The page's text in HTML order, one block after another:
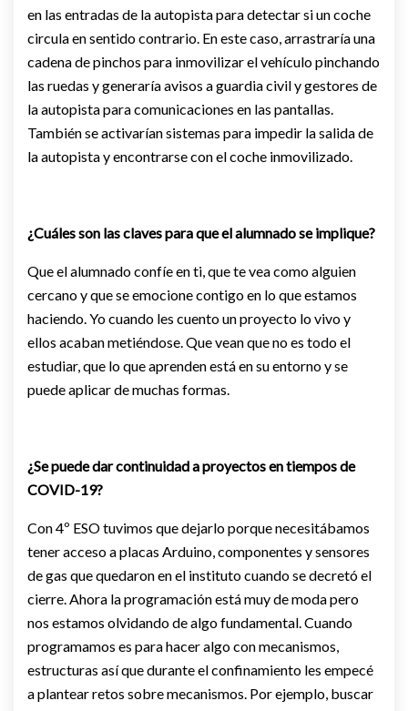
en las entradas de la autopista para detectar si un coche
circula en sentido contrario. En este caso, arrastraría una
cadena de pinchos para inmovilizar el vehículo pinchando
las ruedas y generaría avisos a guardia civil y gestores de
la autopista para comunicaciones en las pantallas.
También se activarían sistemas para impedir la salida de
la autopista y encontrarse con el coche inmovilizado.
¿Cuáles son las claves para que el alumnado se implique?
Que el alumnado confíe en ti, que te vea como alguien
cercano y que se emocione contigo en lo que estamos
haciendo. Yo cuando les cuento un proyecto lo vivo y
ellos acaban metiéndose. Que vean que no es todo el
estudiar, que lo que aprenden está en su entorno y se
puede aplicar de muchas formas.
¿Se puede dar continuidad a proyectos en tiempos de
COVID-19?
Con 4º ESO tuvimos que dejarlo porque necesitábamos
tener acceso a placas Arduino, componentes y sensores
de gas que quedaron en el instituto cuando se decretó el
cierre. Ahora la programación está muy de moda pero
nos estamos olvidando de algo fundamental. Cuando
programamos es para hacer algo con mecanismos,
estructuras así que durante el confinamiento les empecé
a plantear retos sobre mecanismos. Por ejemplo, buscar